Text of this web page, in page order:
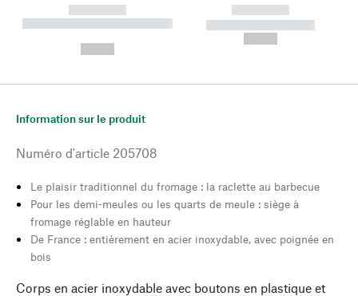
------------
----------- ----------- --------
------------
----------- -----------
Information sur le produit
Numéro d'article 205708
Le plaisir traditionnel du fromage : la raclette au barbecue
Pour les demi-meules ou les quarts de meule : siège à
fromage réglable en hauteur
De France : entièrement en acier inoxydable, avec poignée en
bois
Corps en acier inoxydable avec boutons en plastique et